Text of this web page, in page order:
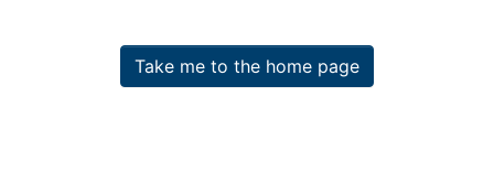
Take me to the home page